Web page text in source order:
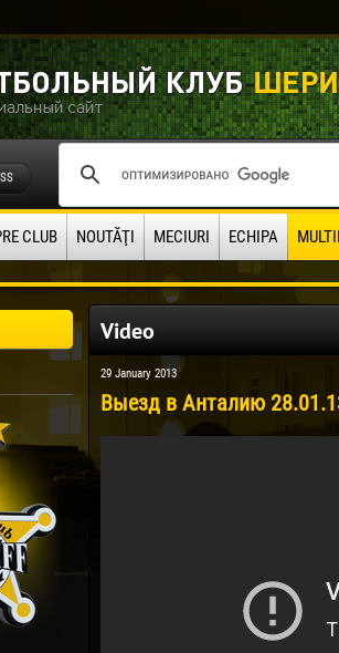
CLUB NOUTĂŢI MECIURI ECHIPA
Video
29 January 2013
Выезд в Анталию